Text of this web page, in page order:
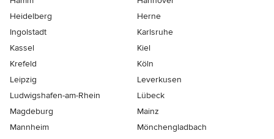
Heidelberg
Herne
Ingolstadt
Karlsruhe
Kassel
Kiel
Krefeld
Köln
Leipzig
Leverkusen
Ludwigshafen-am-Rhein
Lübeck
Magdeburg
Mainz
Mannheim
Mönchen­gladbach